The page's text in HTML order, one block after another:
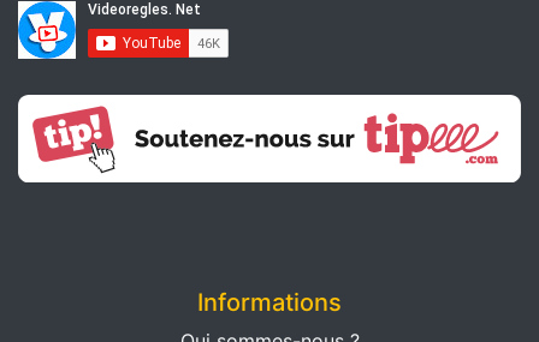
Informations